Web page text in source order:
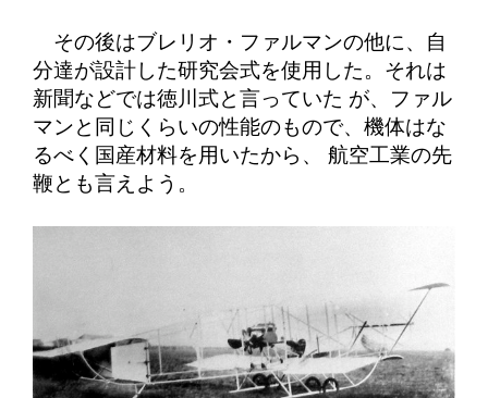
その後はブレリオ・ファルマンの他に、自
分達が設計した研究会式を使用した。それは
新聞などでは徳川式と言っていた が、ファル
マンと同じくらいの性能のもので、機体はな
るべく国産材料を用いたから、 航空工業の先
鞭とも言えよう。